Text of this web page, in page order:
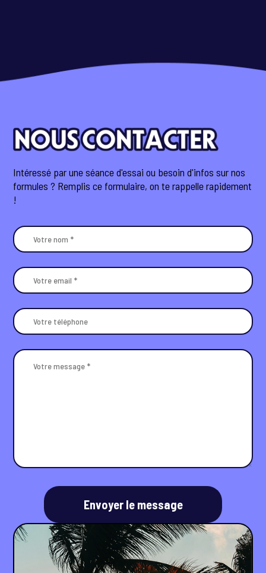
Intéressé par une séance d'essai ou besoin d'infos sur nos
formules ? Remplis ce formulaire, on te rappelle rapidement
!
Envoyer le message